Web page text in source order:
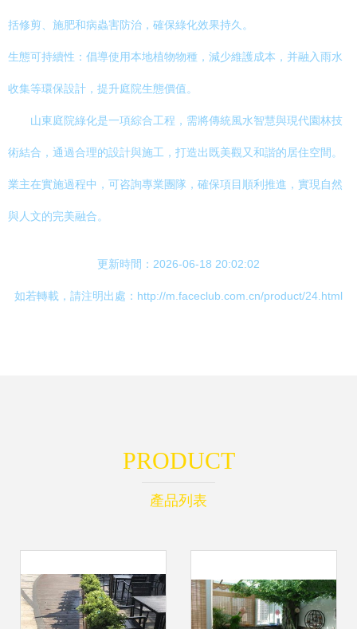
括修剪、施肥和病蟲害防治，確保綠化效果持久。
生態可持續性：倡導使用本地植物物種，減少維護成本，并融入雨水
收集等環保設計，提升庭院生態價值。
山東庭院綠化是一項綜合工程，需將傳統風水智慧與現代園林技
術結合，通過合理的設計與施工，打造出既美觀又和諧的居住空間。
業主在實施過程中，可咨詢專業團隊，確保項目順利推進，實現自然
與人文的完美融合。
更新時間：2026-06-18 20:02:02
如若轉載，請注明出處：http://m.faceclub.com.cn/product/24.html
PRODUCT
產品列表